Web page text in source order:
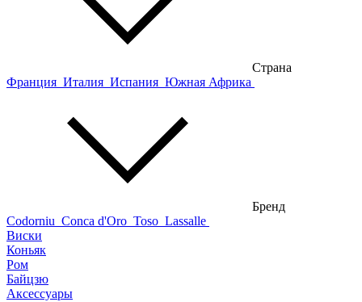
Страна
Франция Италия Испания Южная Африка
Бренд
Codorniu Conca d'Oro Toso Lassalle
Виски
Коньяк
Ром
Байцзю
Аксессуары